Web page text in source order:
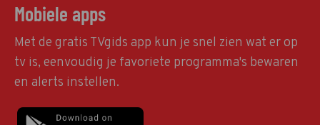
Mobiele apps
Met de gratis TVgids app kun je snel zien wat er op
tv is, eenvoudig je favoriete programma's bewaren
en alerts instellen.